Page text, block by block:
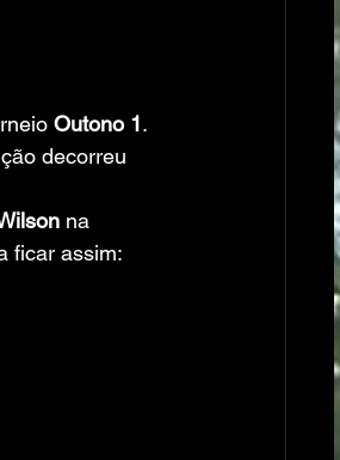
Outono 1.
decorreu
na
ficar assim: